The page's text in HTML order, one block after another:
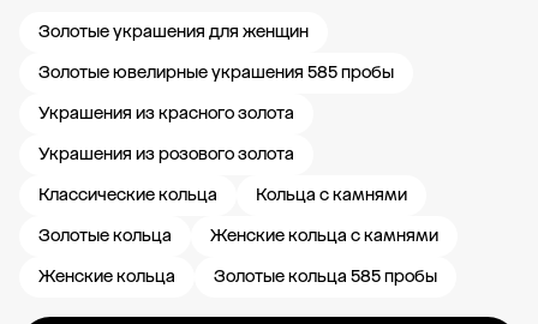
Золотые украшения для женщин
Золотые ювелирные украшения 585 пробы
Украшения из красного золота
Украшения из розового золота
Классические кольца
Кольца с камнями
Золотые кольца
Женские кольца с камнями
Женские кольца
Золотые кольца 585 пробы